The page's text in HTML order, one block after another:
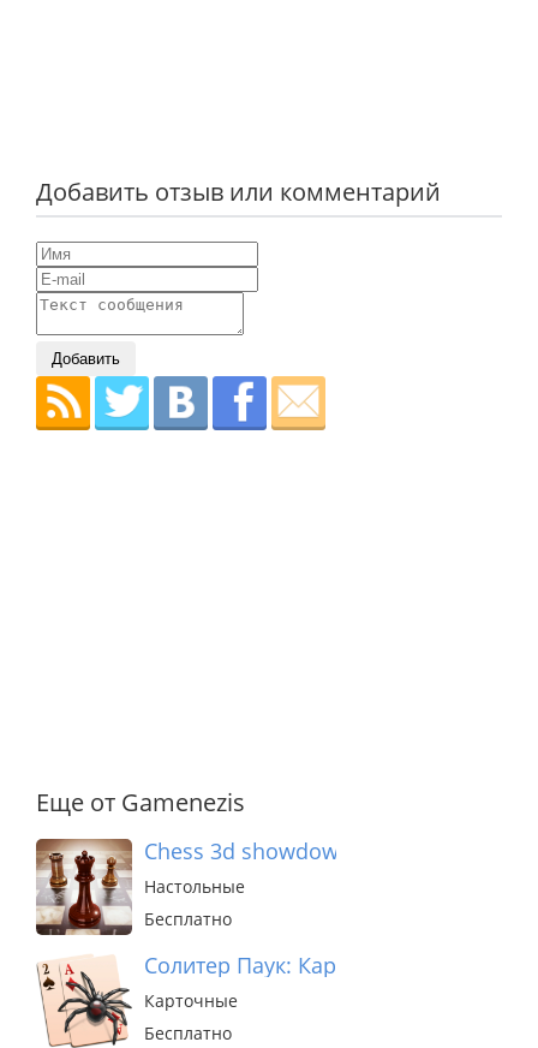
Добавить отзыв или комментарий
Добавить
Еще от Gamenezis
Сhess 3d showdown – Шахматы
Настольные
Бесплатно
Солитер Паук: Карточная Игра
Карточные
Бесплатно